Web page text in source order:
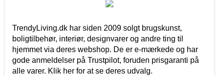
TrendyLiving.dk har siden 2009 solgt brugskunst,
boligtilbehør, interiør, designvarer og andre ting til
hjemmet via deres webshop. De er e-mærkede og har
gode anmeldelser på Trustpilot, foruden prisgaranti på
alle varer. Klik her for at se deres udvalg.